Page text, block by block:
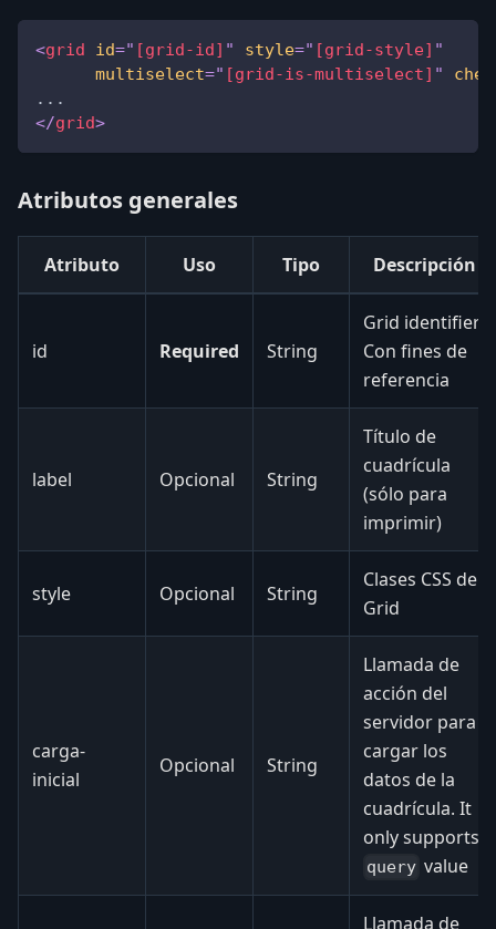
<grid id=" [grid-id] " style=" [grid-style] "
multiselect=" [grid-is-multiselect] "
...
</grid>
Atributos generales
Atributo Uso Tipo Descripción
id Required String
Grid identifier.
Con fines de
referencia
label Opcional String
Título de
cuadrícula
(sólo para
imprimir)
style Opcional String
Clases CSS de
Grid
carga-
inicial
Opcional String
Llamada de
acción del
servidor para
cargar los
datos de la
cuadrícula. It
only supports
query value
Llamada de